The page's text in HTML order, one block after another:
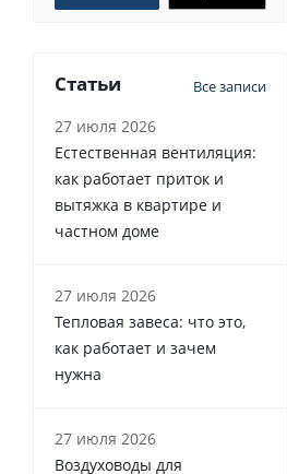
Статьи Все записи
27 июля 2026
Естественная вентиляция:
как работает приток и
вытяжка в квартире и
частном доме
27 июля 2026
Тепловая завеса: что это,
как работает и зачем
нужна
27 июля 2026
Воздуховоды для